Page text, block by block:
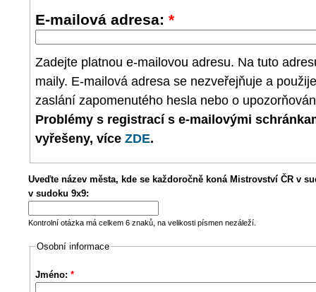
E-mailová adresa: *
Zadejte platnou e-mailovou adresu. Na tuto
maily. E-mailová adresa se nezveřejňuje a
zaslání zapomenutého hesla nebo o
Problémy s registrací s e-mailovými
vyřešeny, více ZDE.
Uveďte název města, kde se každoročně koná Mistrovství ČR v
v sudoku 9x9:
Kontrolní otázka má celkem 6 znaků, na velikosti písmen nezáleží.
Osobní informace
Jméno: *